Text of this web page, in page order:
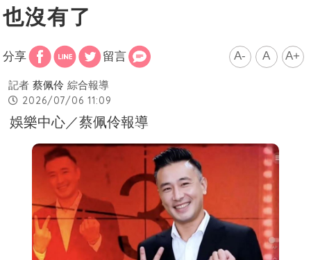
也沒有了
分享 留言 A- A A+
記者 蔡佩伶 綜合報導
2026/07/06 11:09
娛樂中心／蔡佩伶報導